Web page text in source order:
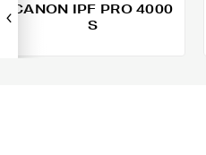
CANON IPF PRO 4000
S